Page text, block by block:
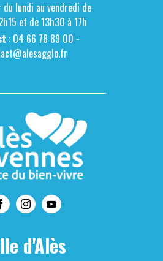
: du lundi au vendredi de
et de 13h30 à 17h
: 04 66 78 89 00 -
d'Alès